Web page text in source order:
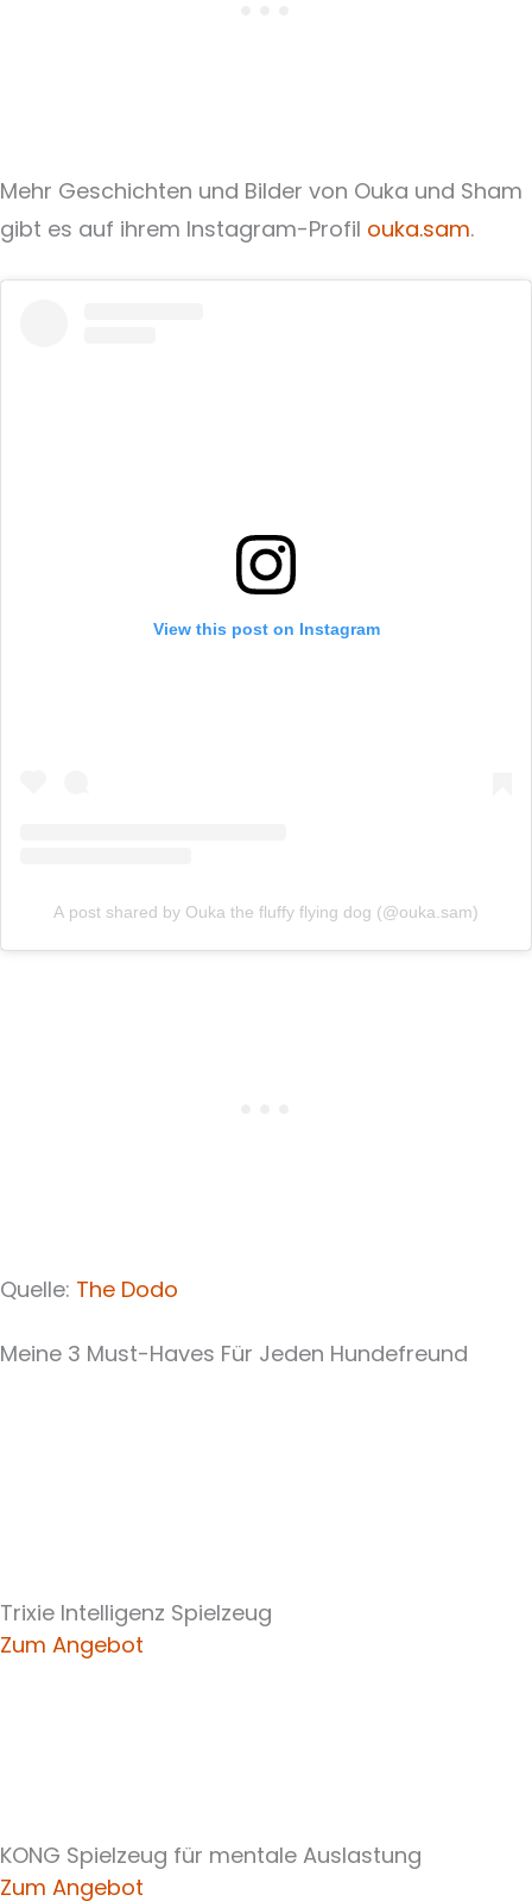
Mehr Geschichten und Bilder von Ouka und Sham
gibt es auf ihrem Instagram-Profil ouka.sam.
View this post on Instagram
A post shared by Ouka the fluffy flying dog (@ouka.sam)
Quelle: The Dodo
Meine 3 Must-Haves Für Jeden Hundefreund​
Trixie Intelligenz Spielzeug
Zum Angebot
KONG Spielzeug für mentale Auslastung
Zum Angebot